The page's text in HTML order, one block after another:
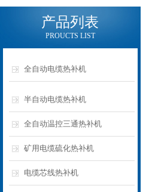
产品列表
PROUCTS LIST
全自动电缆热补机
半自动电缆热补机
全自动温控三通热补机
矿用电缆硫化热补机
电缆芯线热补机